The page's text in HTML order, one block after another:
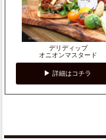
デリディップ
オニオンマスタード
詳細はコチラ